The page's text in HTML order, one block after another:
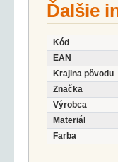
Ďalšie
Kód
EAN
Krajina pôvodu
Značka
Výrobca
Materiál
Farba